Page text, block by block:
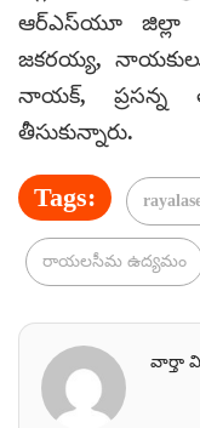
ఆర్‌ఎస్‌యూ జిల్లా
జకరయ్య, నాయకులు
నాయక్, ప్రసన్న
తీసుకున్నారు.
Tags:
రాయలసీమ ఉద్యమం
వార్తా